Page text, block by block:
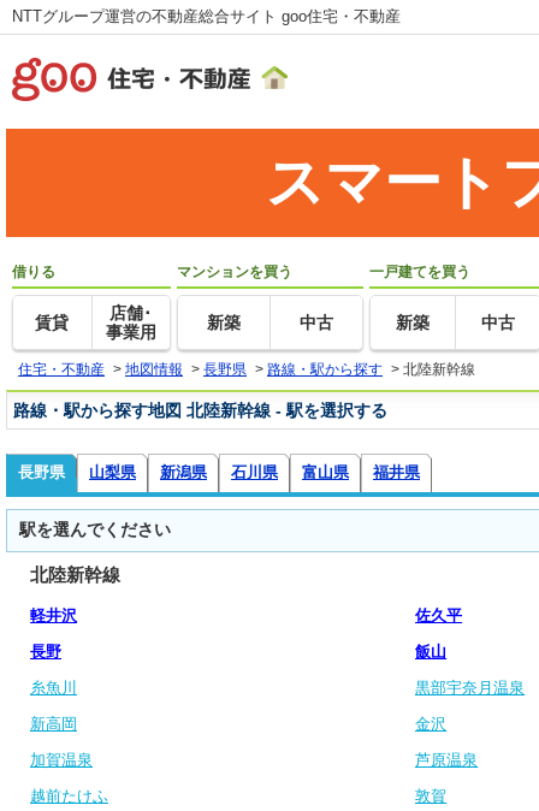
NTTグループ運営の不動産総合サイト goo住宅・不動産
スマート
借りる
賃貸
店舗･
事業用
マンションを買う
新築 中古
一戸建てを買う
新築 中古
住宅・不動産 > 地図情報 > 長野県 > 路線・駅から探す > 北陸新幹線
路線・駅から探す地図 北陸新幹線 - 駅を選択する
長野県 山梨県 新潟県 石川県 富山県 福井県
駅を選んでください
北陸新幹線
軽井沢
佐久平
長野
飯山
糸魚川
黒部宇奈月温泉
新高岡
金沢
加賀温泉
芦原温泉
越前たけふ
敦賀